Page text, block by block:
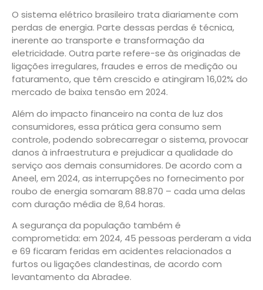
O sistema elétrico brasileiro trata diariamente com
perdas de energia. Parte dessas perdas é técnica,
inerente ao transporte e transformação da
eletricidade. Outra parte refere-se às originadas de
ligações irregulares, fraudes e erros de medição ou
faturamento, que têm crescido e atingiram 16,02% do
mercado de baixa tensão em 2024.
Além do impacto financeiro na conta de luz dos
consumidores, essa prática gera consumo sem
controle, podendo sobrecarregar o sistema, provocar
danos à infraestrutura e prejudicar a qualidade do
serviço aos demais consumidores. De acordo com a
Aneel, em 2024, as interrupções no fornecimento por
roubo de energia somaram 88.870 – cada uma delas
com duração média de 8,64 horas.
A segurança da população também é
comprometida: em 2024, 45 pessoas perderam a vida
e 69 ficaram feridas em acidentes relacionados a
furtos ou ligações clandestinas, de acordo com
levantamento da Abradee.